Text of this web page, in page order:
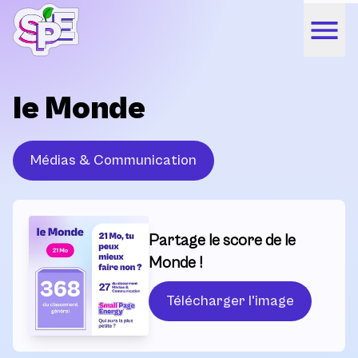
le Monde
Médias & Communication
Partage le score de le
Monde !
Télécharger l'image